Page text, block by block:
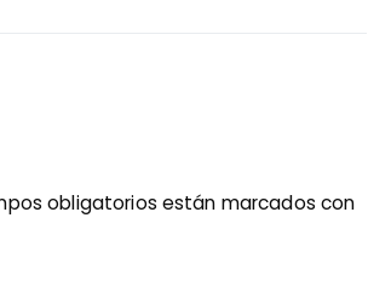
obligatorios están marcados con